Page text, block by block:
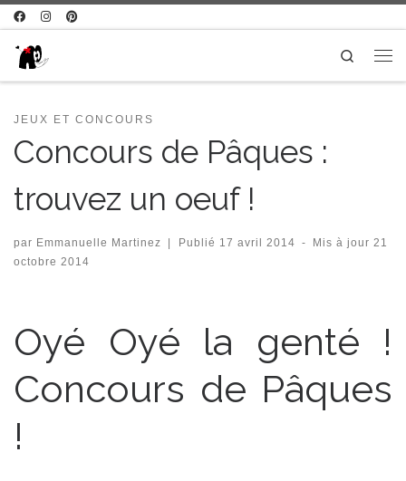
Passer au contenu
Search
JEUX ET CONCOURS
Concours de Pâques :
trouvez un oeuf !
par Emmanuelle Martinez | Publié 17 avril 2014 - Mis à jour 21
octobre 2014
Oyé Oyé la genté !
Concours de Pâques
!